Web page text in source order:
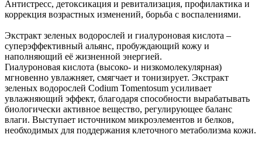
Антистресс, детоксикация и ревитализация, профилактика и
коррекция возрастных изменений, борьба с воспалениями.
Экстракт зеленых водорослей и гиалуроновая кислота –
суперэффективный альянс, пробуждающий кожу и
наполняющий её жизненной энергией.
Гиалуроновая кислота (высоко- и низкомолекулярная)
мгновенно увлажняет, смягчает и тонизирует. Экстракт
зеленых водорослей Codium Tomentosum усиливает
увлажняющий эффект, благодаря способности вырабатывать
биологически активное вещество, регулирующее баланс
влаги. Выступает источником микроэлементов и белков,
необходимых для поддержания клеточного метаболизма кожи.